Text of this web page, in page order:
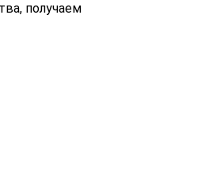
получаем